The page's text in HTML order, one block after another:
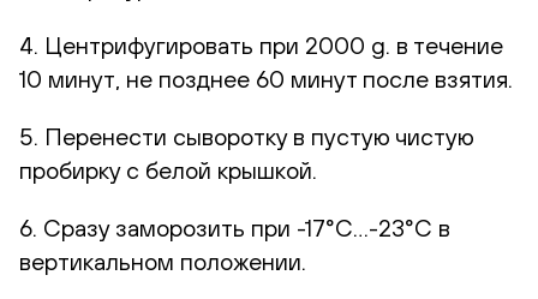
4. Центрифугировать при 2000 g. в течение
10 минут, не позднее 60 минут после взятия.
5. Перенести сыворотку в пустую чистую
пробирку с белой крышкой.
6. Сразу заморозить при -17°С…-23°С в
вертикальном положении.